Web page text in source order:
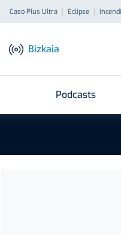
Caso Plus Ultra Eclipse
Bizkaia
Podcasts